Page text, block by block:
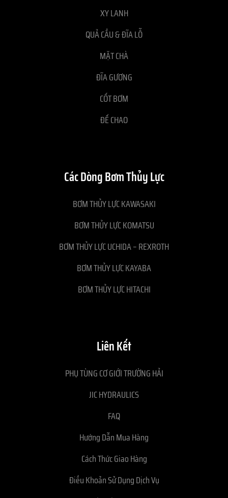
XY LANH
QUẢ CẦU & ĐĨA LỖ
MẶT CHÀ
ĐĨA GƯƠNG
CỐT BƠM
ĐẾ CHAO
Các Dòng Bơm Thủy Lực
BƠM THỦY LỰC KAWASAKI
BƠM THỦY LỰC KOMATSU
BƠM THỦY LỰC UCHIDA – REXROTH
BƠM THỦY LỰC KAYABA
BƠM THỦY LỰC HITACHI
Liên Kết
PHỤ TÙNG CƠ GIỚI TRƯỜNG HẢI
JIC HYDRAULICS
FAQ
Hướng Dẫn Mua Hàng
Cách Thức Giao Hàng
Điều Khoản Sử Dụng Dịch Vụ